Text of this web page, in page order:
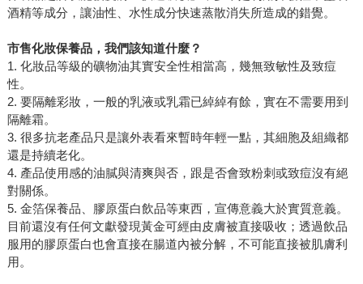
酒精等成分，讓油性、水性成分快速蒸散消失所造成的錯覺。
市售化妝保養品，我們該知道什麼？
1. 化妝品等級的礦物油其實安全性相當高，幾無致敏性及致痘
性。
2. 要隔離彩妝，一般的乳液或乳霜已綽綽有餘，實在不需要用到
隔離霜。
3. 很多抗老產品只是讓外表看來暫時年輕一點，其細胞及組織都
還是持續老化。
4. 產品使用感的油膩與清爽與否，跟是否會致粉刺或致痘沒有絕
對關係。
5. 金箔保養品、膠原蛋白飲品等東西，宣傳意義大於實質意義。
目前還沒有任何文獻發現黃金可經由皮膚被直接吸收；透過飲品
服用的膠原蛋白也會直接在腸道內被分解，不可能直接被肌膚利
用。